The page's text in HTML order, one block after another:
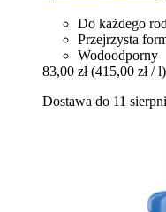
Do każdego
Przejrzysta
Wodoodporny
83,00 zł (415,00 zł / l)
Dostawa do 11